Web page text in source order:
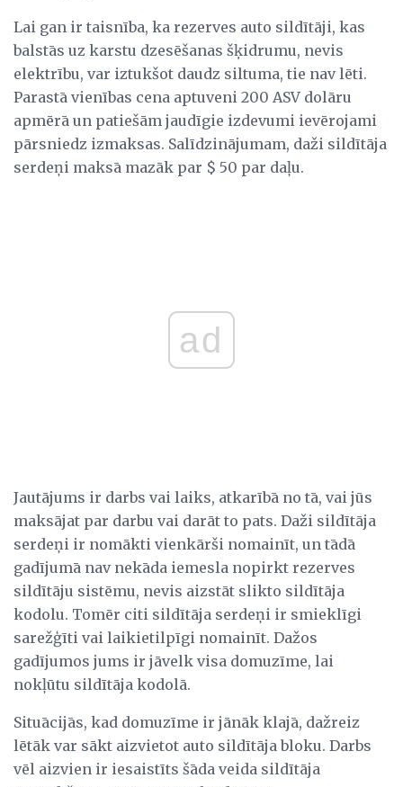
Lai gan ir taisnība, ka rezerves auto sildītāji, kas
balstās uz karstu dzesēšanas šķidrumu, nevis
elektrību, var iztukšot daudz siltuma, tie nav lēti.
Parastā vienības cena aptuveni 200 ASV dolāru
apmērā un patiešām jaudīgie izdevumi ievērojami
pārsniedz izmaksas. Salīdzinājumam, daži sildītāja
serdeņi maksā mazāk par $ 50 par daļu.
ad
Jautājums ir darbs vai laiks, atkarībā no tā, vai jūs
maksājat par darbu vai darāt to pats. Daži sildītāja
serdeņi ir nomākti vienkārši nomainīt, un tādā
gadījumā nav nekāda iemesla nopirkt rezerves
sildītāju sistēmu, nevis aizstāt slikto sildītāja
kodolu. Tomēr citi sildītāja serdeņi ir smieklīgi
sarežģīti vai laikietilpīgi nomainīt. Dažos
gadījumos jums ir jāvelk visa domuzīme, lai
nokļūtu sildītāja kodolā.
Situācijās, kad domuzīme ir jānāk klajā, dažreiz
lētāk var sākt aizvietot auto sildītāja bloku. Darbs
vēl aizvien ir iesaistīts šāda veida sildītāja